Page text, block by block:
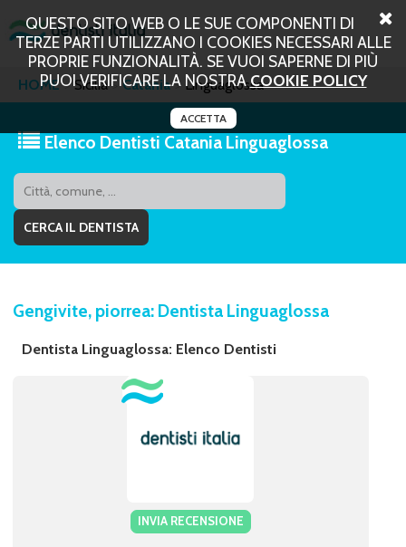
QUESTO SITO WEB O LE SUE COMPONENTI DI
TERZE PARTI UTILIZZANO I COOKIES NECESSARI ALLE
PROPRIE FUNZIONALITÀ. SE VUOI SAPERNE DI PIÙ
PUOI VERIFICARE LA NOSTRACOOKIE POLICY
ACCETTA
HOME Sicilia Catania Linguaglossa
Elenco Dentisti Catania Linguaglossa
Gengivite, piorrea: Dentista Linguaglossa
Dentista Linguaglossa: Elenco Dentisti
INVIA RECENSIONE